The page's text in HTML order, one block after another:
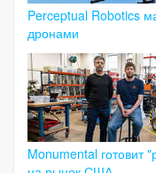
Perceptual Robotics
дронами
Monumental готовит